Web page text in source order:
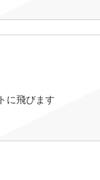
に飛びます